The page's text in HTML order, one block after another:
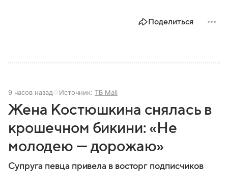
Поделиться
9 часов назад Источник: ТВ Mail
Жена Костюшкина снялась в
крошечном бикини: «Не
молодею — дорожаю»
Супруга певца привела в восторг подписчиков